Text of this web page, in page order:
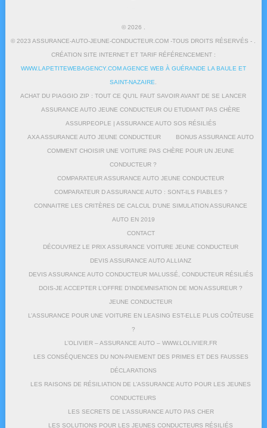
© 2026
© 2023 ASSURANCE-AUTO-JEUNE-CONDUCTEUR.COM -TOUS DROITS RÉSERVÉS - .
CRÉATION SITE INTERNET ET TARIF RÉFÉRENCEMENT :
WWW.LAPETITEWEBAGENCY.COM AGENCE WEB À GUÉRANDE LA BAULE ET
SAINT-NAZAIRE
ACHAT DU PIAGGIO ZIP : TOUT CE QU’IL FAUT SAVOIR AVANT DE SE LANCER
ASSURANCE AUTO JEUNE CONDUCTEUR OU ETUDIANT PAS CHÈRE
ASSURPEOPLE | ASSURANCE AUTO SOS RÉSILIÉS
AXA ASSURANCE AUTO JEUNE CONDUCTEUR BONUS ASSURANCE AUTO
COMMENT CHOISIR UNE VOITURE PAS CHÈRE POUR UN JEUNE
CONDUCTEUR ?
COMPARATEUR ASSURANCE AUTO JEUNE CONDUCTEUR
COMPARATEUR D ASSURANCE AUTO : SONT-ILS FIABLES ?
CONNAITRE LES CRITÈRES DE CALCUL D’UNE SIMULATION ASSURANCE
AUTO EN 2019
CONTACT
DÉCOUVREZ LE PRIX ASSURANCE VOITURE JEUNE CONDUCTEUR
DEVIS ASSURANCE AUTO ALLIANZ
DEVIS ASSURANCE AUTO CONDUCTEUR MALUSSÉ, CONDUCTEUR RÉSILIÉS
DOIS-JE ACCEPTER L’OFFRE D’INDEMNISATION DE MON ASSUREUR ?
JEUNE CONDUCTEUR
L’ASSURANCE POUR UNE VOITURE EN LEASING EST-ELLE PLUS COÛTEUSE
?
L’OLIVIER – ASSURANCE AUTO – WWW.LOLIVIER.FR
LES CONSÉQUENCES DU NON-PAIEMENT DES PRIMES ET DES FAUSSES
DÉCLARATIONS
LES RAISONS DE RÉSILIATION DE L’ASSURANCE AUTO POUR LES JEUNES
CONDUCTEURS
LES SECRETS DE L’ASSURANCE AUTO PAS CHER
LES SOLUTIONS POUR LES JEUNES CONDUCTEURS RÉSILIÉS